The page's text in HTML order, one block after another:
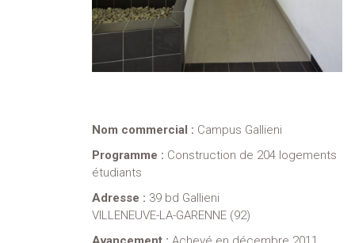
Nom commercial : Campus Gallieni
Programme : Construction de 204 logements
étudiants
Adresse : 39 bd Gallieni
VILLENEUVE-LA-GARENNE (92)